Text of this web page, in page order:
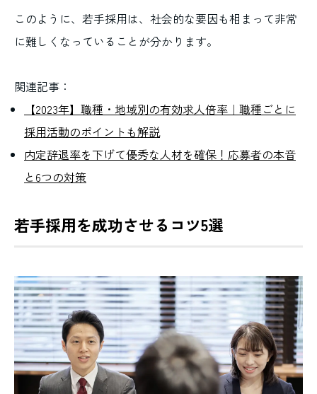
このように、若手採用は、社会的な要因も相まって非常
に難しくなっていることが分かります。
関連記事：
【2023年】職種・地域別の有効求人倍率｜職種ごとに
採用活動のポイントも解説
内定辞退率を下げて優秀な人材を確保！応募者の本音
と6つの対策
若手採用を成功させるコツ5選